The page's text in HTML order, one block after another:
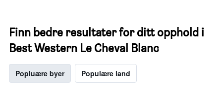
Finn bedre resultater for ditt opphold i
Best Western Le Cheval Blanc
Popluære byer Populære land